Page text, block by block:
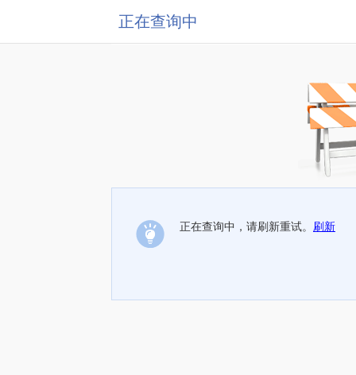
正在查询中
正在查询中，请刷新重试。 刷新